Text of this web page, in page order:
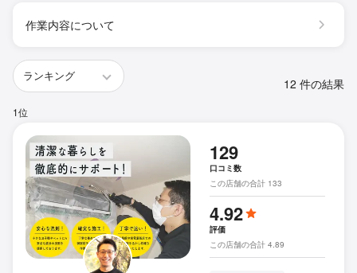
作業内容について
12 件の結果
1位
129
口コミ数
この店舗の合計 133
4.92
評価
この店舗の合計 4.89